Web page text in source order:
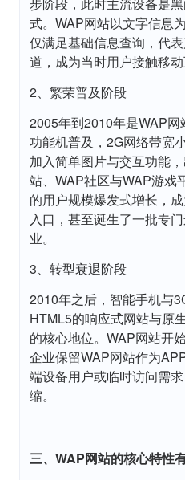
式。WAP网站以文字信息
仅满足基础信息查询，代
道，成为当时用户接触移动
2、繁荣普及阶段
2005年到2010年是WAP
功能机普及，2G网络带宽
加入简单图片与交互功能
站、WAP社区与WAP游戏
的用户规模爆发式增长，
入口，甚至诞生了一批专
业。
3、转型衰退阶段
2010年之后，智能手机与
HTML5的响应式网站与原
的核心地位。WAP网站开
企业保留WAP网站作为
端设备用户或临时访问需
缩。
三、WAP网站的核心特性